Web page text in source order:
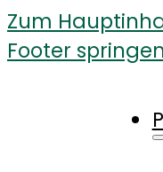
Zum
Footer